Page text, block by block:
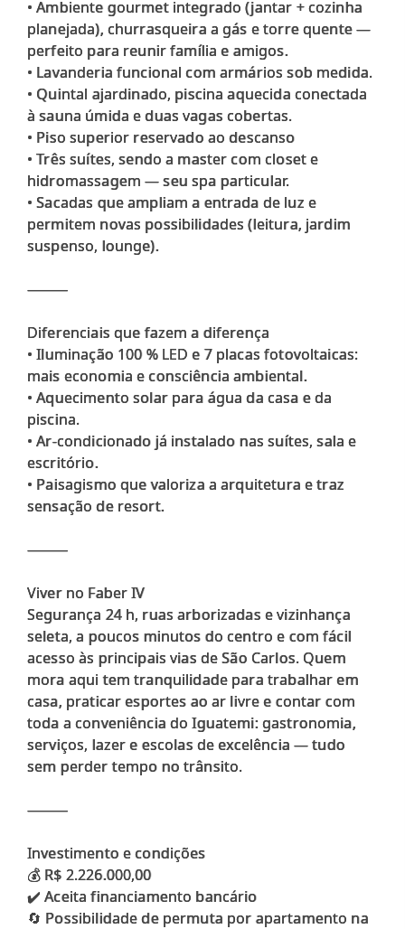
• Ambiente gourmet integrado (jantar + cozinha
planejada), churrasqueira a gás e torre quente —
perfeito para reunir família e amigos.
• Lavanderia funcional com armários sob medida.
• Quintal ajardinado, piscina aquecida conectada
à sauna úmida e duas vagas cobertas.
• Piso superior reservado ao descanso
• Três suítes, sendo a master com closet e
hidromassagem — seu spa particular.
• Sacadas que ampliam a entrada de luz e
permitem novas possibilidades (leitura, jardim
suspenso, lounge).
⸻
Diferenciais que fazem a diferença
• Iluminação 100 % LED e 7 placas fotovoltaicas:
mais economia e consciência ambiental.
• Aquecimento solar para água da casa e da
piscina.
• Ar-condicionado já instalado nas suítes, sala e
escritório.
• Paisagismo que valoriza a arquitetura e traz
sensação de resort.
⸻
Viver no Faber IV
Segurança 24 h, ruas arborizadas e vizinhança
seleta, a poucos minutos do centro e com fácil
acesso às principais vias de São Carlos. Quem
mora aqui tem tranquilidade para trabalhar em
casa, praticar esportes ao ar livre e contar com
toda a conveniência do Iguatemi: gastronomia,
serviços, lazer e escolas de excelência — tudo
sem perder tempo no trânsito.
⸻
Investimento e condições
💰 R$ 2.226.000,00
✔️ Aceita financiamento bancário
🔄 Possibilidade de permuta por apartamento na